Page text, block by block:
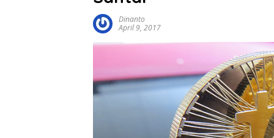
Dinanto
April 9, 2017